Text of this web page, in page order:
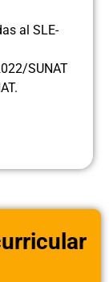
al SLE-
SUNAT